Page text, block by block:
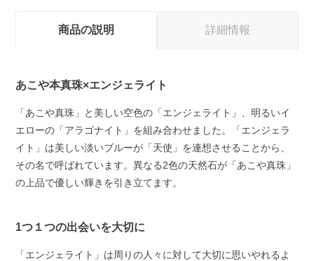
商品の説明 詳細情報
あこや本真珠×エンジェライト
「あこや真珠」と美しい空色の「エンジェライト」、明るいイ
エローの「アラゴナイト」を組み合わせました。「エンジェラ
イト」は美しい淡いブルーが「天使」を連想させることから、
その名で呼ばれています。異なる2色の天然石が「あこや真珠」
の上品で優しい輝きを引き立てます。
1つ１つの出会いを大切に
「エンジェライト」は周りの人々に対して大切に思いやれるよ